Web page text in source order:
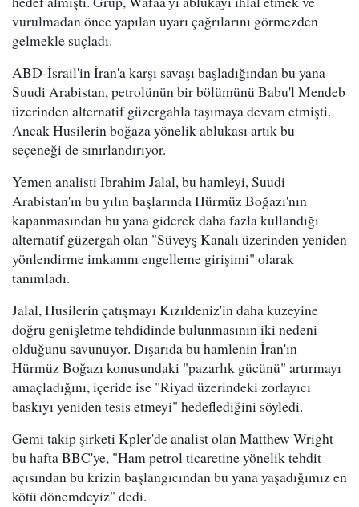
vurulmadan önce yapılan uyarı çağrılarını görmezden
gelmekle suçladı.
ABD-İsrail'in İran'a karşı savaşı başladığından bu yana
Suudi Arabistan, petrolünün bir bölümünü Babu'l Mendeb
üzerinden alternatif güzergahla taşımaya devam etmişti.
Ancak Husilerin boğaza yönelik ablukası artık bu
seçeneği de sınırlandırıyor.
Yemen analisti Ibrahim Jalal, bu hamleyi, Suudi
Arabistan'ın bu yılın başlarında Hürmüz Boğazı'nın
kapanmasından bu yana giderek daha fazla kullandığı
alternatif güzergah olan "Süveyş Kanalı üzerinden yeniden
yönlendirme imkanını engelleme girişimi" olarak
tanımladı.
Jalal, Husilerin çatışmayı Kızıldeniz'in daha kuzeyine
doğru genişletme tehdidinde bulunmasının iki nedeni
olduğunu savunuyor. Dışarıda bu hamlenin İran'ın
Hürmüz Boğazı konusundaki "pazarlık gücünü" artırmayı
amaçladığını, içeride ise "Riyad üzerindeki zorlayıcı
baskıyı yeniden tesis etmeyi" hedeflediğini söyledi.
Gemi takip şirketi Kpler'de analist olan Matthew Wright
bu hafta BBC'ye, "Ham petrol ticaretine yönelik tehdit
açısından bu krizin başlangıcından bu yana yaşadığımız en
kötü dönemdeyiz" dedi.